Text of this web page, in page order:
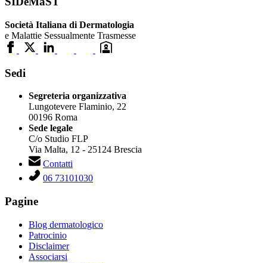
Società Italiana di Dermatologia
e Malattie Sessualmente Trasmesse
Sedi
Segreteria organizzativa
Lungotevere Flaminio, 22
00196 Roma
Sede legale
C/o Studio FLP
Via Malta, 12 - 25124 Brescia
Contatti
06 73101030
Pagine
Blog dermatologico
Patrocinio
Disclaimer
Associarsi